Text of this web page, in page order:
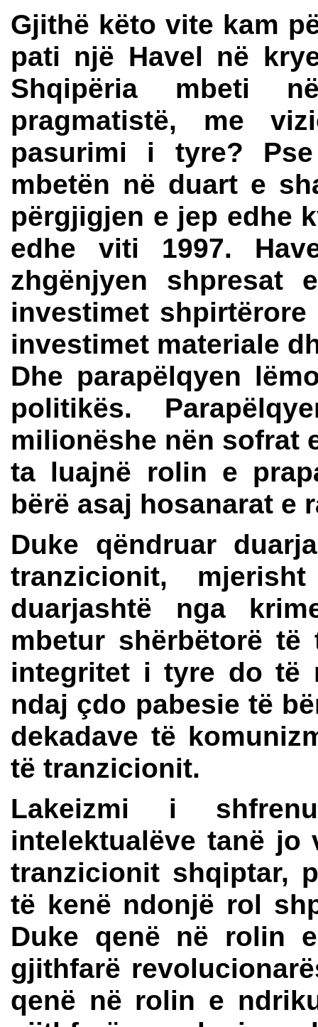
Gjithë këto vite kam
pati një Havel në
Shqipëria mbeti
pragmatistë, me
pasurimi i tyre?
mbetën në duart e
përgjigjen e jep edhe
edhe viti 1997.
zhgënjyen shpresat
investimet
investimet materiale
Dhe parapëlqyen
politikës.
milionëshe nën sofrat
ta luajnë rolin e
bërë asaj hosanarat e
Duke qëndruar
tranzicionit,
duarjashtë nga
mbetur shërbëtorë
integritet i tyre do të
ndaj çdo pabesie të
dekadave të
të tranzicionit.
Lakeizmi i
intelektualëve tanë jo
tranzicionit shqiptar,
të kenë ndonjë rol
Duke qenë në rolin
gjithfarë
qenë në rolin e